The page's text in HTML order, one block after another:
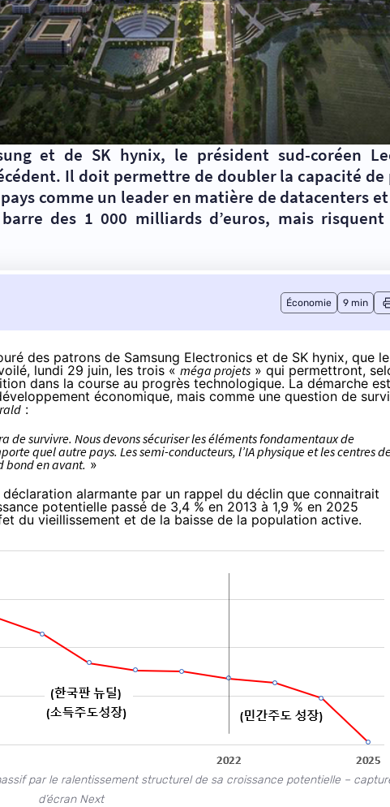
et de SK hynix, le président sud-coréen
Il doit permettre de doubler la capacité
comme un leader en matière de datacenters
des 1 000 milliards d’euros, mais
Économie 9 min
des patrons de Samsung Electronics et de SK hynix, que le
lundi 29 juin, les trois «méga projets » qui permettront,
dans la course au progrès technologique. La démarche est
économique, mais comme une question de
:
de survivre. Nous devons sécuriser les éléments fondamentaux de
quel autre pays. Les semi-conducteurs, l’IA physique et les centres
bond en avant. »
alarmante par un rappel du déclin que connaitrait
potentielle passé de 3,4 % en 2013 à 1,9 % en 2025
du vieillissement et de la baisse de la population active.
par le ralentissement structurel de sa croissance potentielle–
d’écran Next